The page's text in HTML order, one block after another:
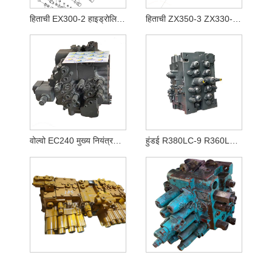
हिताची EX300-2 हाइड्रोलिक कंट्रोल वाल्व 4314749
वोल्वो EC240 मुख्य नियंत्रण वाल्व 14636701 हुंडई R380LC-9 R360LC-7A R380LC-9A के लिए KMX32N खुदाई मुख्य नियंत्रण वाल्व